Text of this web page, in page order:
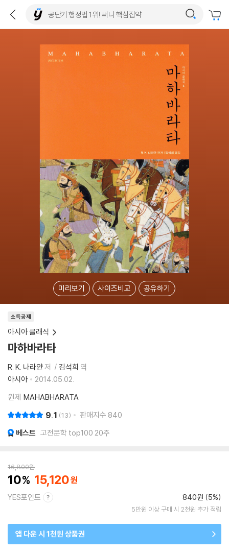
미리보기 사이즈비교 공유하기
소득공제
아시아 클래식
마하바라타
R. K. 나라얀저 김석희 역
아시아
2014.05.02.
원제 MAHABHARATA
9.1 13 판매지수 840
베스트 고전문학 top100 20주
16,800원
10 15,120
YES포인트 840원 (5%)
5만원 이상 구매 시 2천원 추가 적립
앱 다운 시 1천원 상품권